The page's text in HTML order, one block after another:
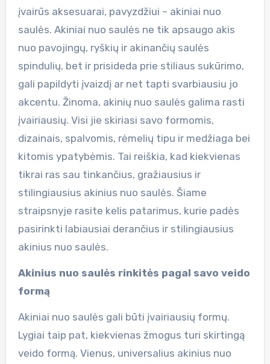
įvairūs aksesuarai, pavyzdžiui – akiniai nuo
saulės. Akiniai nuo saulės ne tik apsaugo akis
nuo pavojingų, ryškių ir akinančių saulės
spindulių, bet ir prisideda prie stiliaus sukūrimo,
gali papildyti įvaizdį ar net tapti svarbiausiu jo
akcentu. Žinoma, akinių nuo saulės galima rasti
įvairiausių. Visi jie skiriasi savo formomis,
dizainais, spalvomis, rėmelių tipu ir medžiaga bei
kitomis ypatybėmis. Tai reiškia, kad kiekvienas
tikrai ras sau tinkančius, gražiausius ir
stilingiausius akinius nuo saulės. Šiame
straipsnyje rasite kelis patarimus, kurie padės
pasirinkti labiausiai derančius ir stilingiausius
akinius nuo saulės.
Akinius nuo saulės rinkitės pagal savo veido
formą
Akiniai nuo saulės gali būti įvairiausių formų.
Lygiai taip pat, kiekvienas žmogus turi skirtingą
veido formą. Vienus, universalius akinius nuo